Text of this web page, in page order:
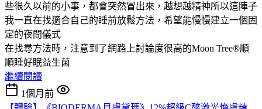
些很久以前的小事，都會突然冒出來，越想越精神所以這陣子
我一直在找適合自己的睡前放鬆方法，希望能慢慢建立一個固
定的夜間儀式
在找尋方法時，注意到了網路上討論度很高的Moon Tree®順
順睡好眠益生菌
繼續閱讀
1個月前